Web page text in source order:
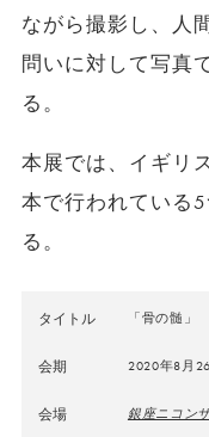
ながら撮影し、人
問いに対して写真
る。
本展では、イギリ
本で行われている
る。
タイトル 「骨の髄」
会期 2020年8月
会場 銀座ニコン